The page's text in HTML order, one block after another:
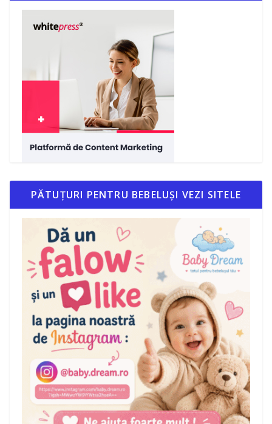
PĂTUȚURI PENTRU BEBELUȘI VEZI SITELE